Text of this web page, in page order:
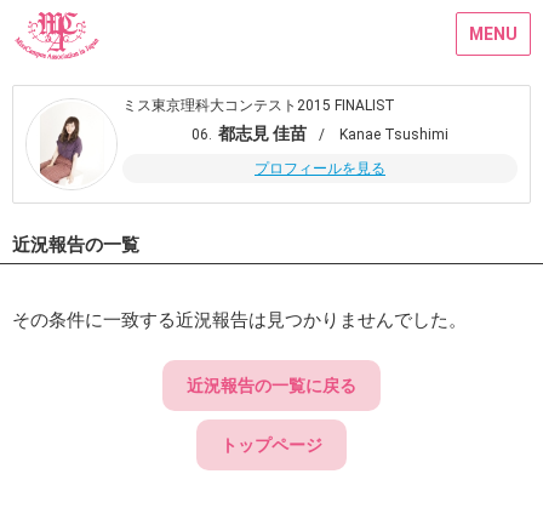
MENU
ミス東京理科大コンテスト2015 FINALIST
06. 都志見 佳苗
/ Kanae Tsushimi
プロフィールを見る
近況報告の一覧
その条件に一致する近況報告は見つかりませんでした。
近況報告の一覧に戻る
トップページ